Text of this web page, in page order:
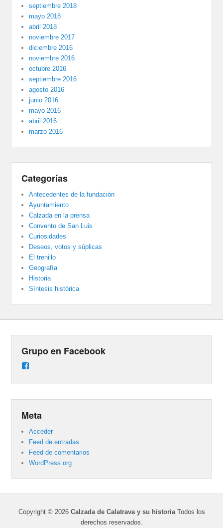
septiembre 2018
mayo 2018
abril 2018
noviembre 2017
diciembre 2016
noviembre 2016
octubre 2016
septiembre 2016
agosto 2016
junio 2016
mayo 2016
abril 2016
marzo 2016
Categorías
Antecedentes de la fundación
Ayuntamiento
Calzada en la prensa
Convento de San Luis
Curiosidades
Deseos, votos y súplicas
El trenillo
Geografía
Historia
Síntesis histórica
Grupo en Facebook
en
Meta
Acceder
Feed de entradas
Feed de comentarios
WordPress.org
Copyright © 2026 Calzada de Calatrava y su historiaTodos los
derechos reservados.